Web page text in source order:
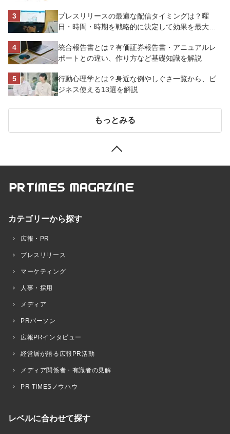
プレスリリースの最適な配信タイミングは？曜
日・時間・時期を戦略的に決定して効果を最大化
統合報告書とは？有価証券報告書・アニュアルレ
ポートとの違い、作り方など基礎知識を解説
行動心理学とは？身近な例やしぐさ一覧から、ビ
ジネス使える13選を解説
もっとみる
カテゴリーから探す
広報・PR
プレスリリース
マーケティング
人事・採用
メディア
PRパーソン
広報PRインタビュー
経営層が語る広報PR活動
メディア関係者・有識者の見解
PR TIMESノウハウ
レベルに合わせて探す